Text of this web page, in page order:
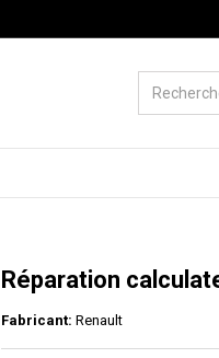
Réparation
Fabricant: Renault